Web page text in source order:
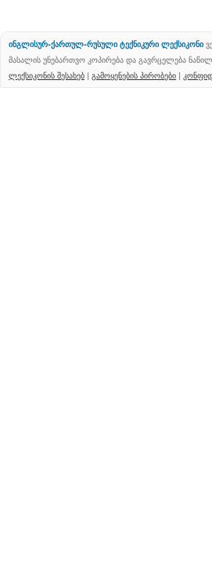
ინგლისურ-ქართულ-რუსული ტექნიკური ლექსიკონი
მასალის უნებართვო კოპირება და გავრცელება
ლექსიკონის შესახებ | გამოყენების პირობები |